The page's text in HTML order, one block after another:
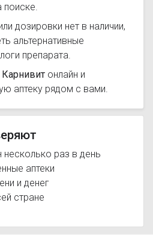
поиске.
дозировки нет в наличии,
альтернативные
препарата.
Карнивит онлайн и
аптеку рядом с вами.
несколько раз в день
аптеки
и денег
стране